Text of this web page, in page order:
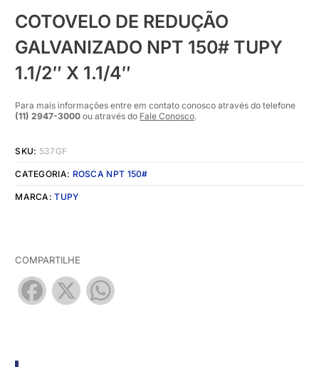
COTOVELO DE REDUÇÃO
GALVANIZADO NPT 150# TUPY
1.1/2″ X 1.1/4″
Para mais informações entre em contato conosco através do telefone
(11) 2947-3000 ou através do Fale Conosco.
SKU: 537GF
CATEGORIA: ROSCA NPT 150#
MARCA:TUPY
COMPARTILHE
Facebook
X